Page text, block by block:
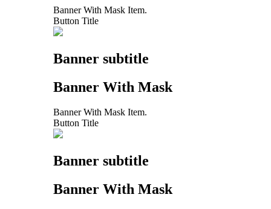
Banner With Mask Item.
Button Title
Banner subtitle
Banner With Mask
Banner With Mask Item.
Button Title
Banner subtitle
Banner With Mask